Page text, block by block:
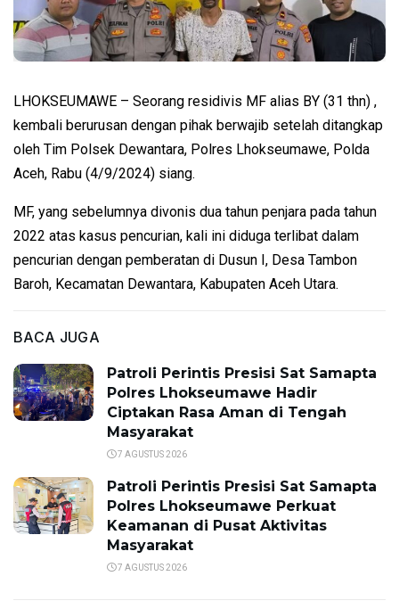
LHOKSEUMAWE – Seorang residivis MF alias BY (31 thn) ,
kembali berurusan dengan pihak berwajib setelah ditangkap
oleh Tim Polsek Dewantara, Polres Lhokseumawe, Polda
Aceh, Rabu (4/9/2024) siang.
MF, yang sebelumnya divonis dua tahun penjara pada tahun
2022 atas kasus pencurian, kali ini diduga terlibat dalam
pencurian dengan pemberatan di Dusun I, Desa Tambon
Baroh, Kecamatan Dewantara, Kabupaten Aceh Utara.
BACA JUGA
Patroli Perintis Presisi Sat Samapta
Polres Lhokseumawe Hadir
Ciptakan Rasa Aman di Tengah
Masyarakat
7 AGUSTUS 2026
Patroli Perintis Presisi Sat Samapta
Polres Lhokseumawe Perkuat
Keamanan di Pusat Aktivitas
Masyarakat
7 AGUSTUS 2026